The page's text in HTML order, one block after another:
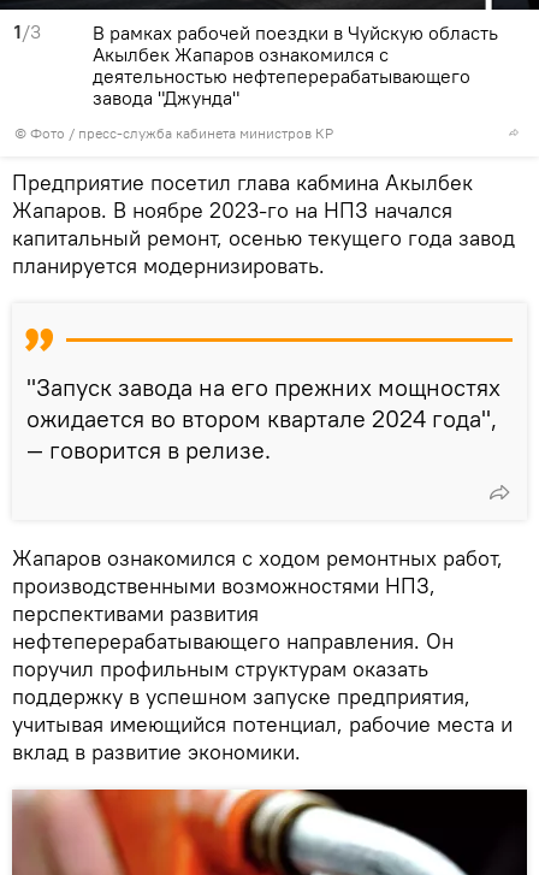
1/3
© Фото / пресс-служба кабинета министров КР
В рамках рабочей поездки в Чуйскую область
Акылбек Жапаров ознакомился с
деятельностью нефтеперерабатывающего
завода "Джунда"
Предприятие посетил глава кабмина Акылбек
Жапаров. В ноябре 2023-го на НПЗ начался
капитальный ремонт, осенью текущего года завод
планируется модернизировать.
"Запуск завода на его прежних мощностях
ожидается во втором квартале 2024 года",
— говорится в релизе.
Жапаров ознакомился с ходом ремонтных работ,
производственными возможностями НПЗ,
перспективами развития
нефтеперерабатывающего направления. Он
поручил профильным структурам оказать
поддержку в успешном запуске предприятия,
учитывая имеющийся потенциал, рабочие места и
вклад в развитие экономики.